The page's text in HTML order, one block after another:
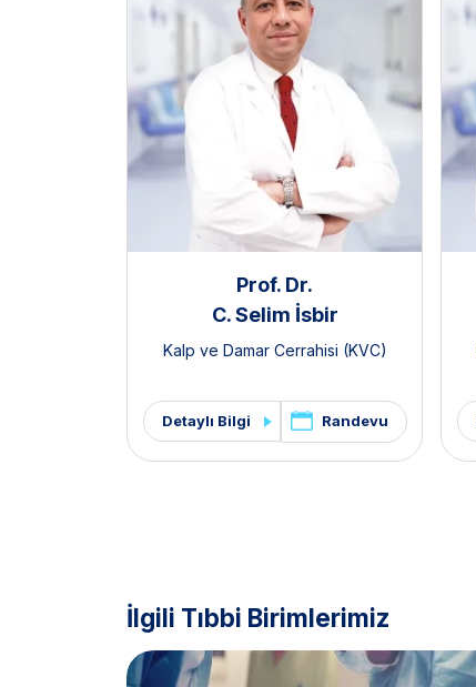
Prof. Dr.
C. Selim İsbir
Kalp ve Damar Cerrahisi (KVC)
Detaylı Bilgi Randevu
İlgili Tıbbi Birimlerimiz